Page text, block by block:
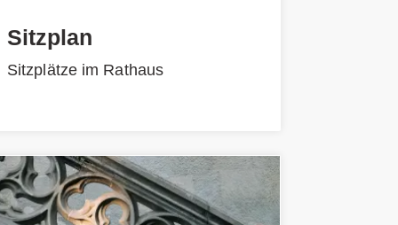
Sitzplan
Sitzplätze im Rathaus